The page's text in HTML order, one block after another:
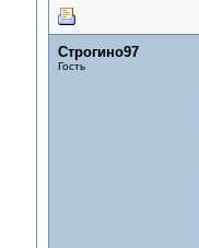
Строгино97
Гость